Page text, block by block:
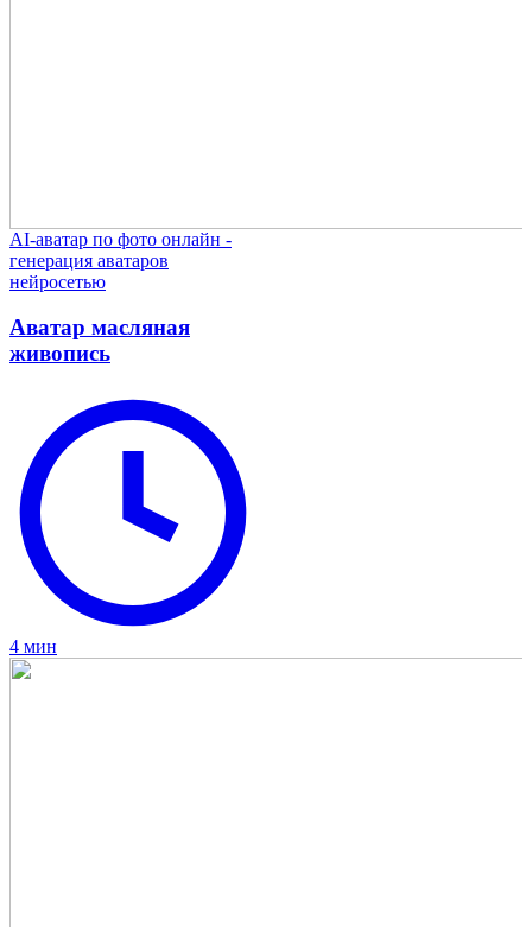
AI-аватар по фото онлайн -
генерация аватаров
нейросетью
Аватар масляная
живопись
4 мин